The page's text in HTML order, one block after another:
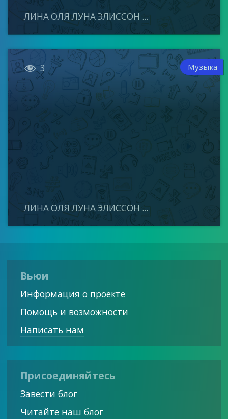
ЛИНА ОЛЯ ЛУНА ЭЛИССОН ...
 3 Музыка
ЛИНА ОЛЯ ЛУНА ЭЛИССОН ...
Вьюи
Информация о проекте
Помощь и возможности
Написать нам
Присоединяйтесь
Завести блог
Читайте наш блог